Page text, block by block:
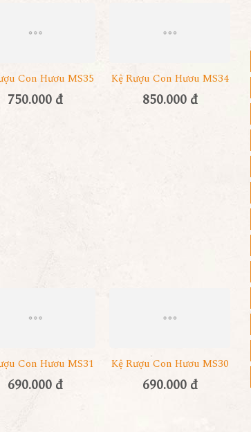
Con Hươu MS35
750.000 đ
Kệ Rượu Con Hươu MS34
850.000 đ
Con Hươu MS31
690.000 đ
Kệ Rượu Con Hươu MS30
690.000 đ